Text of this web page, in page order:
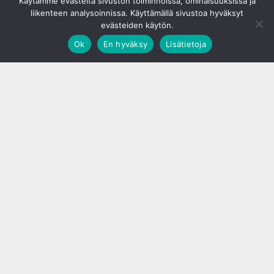
liikenteen analysoinnissa. Käyttämällä sivustoa hyväksyt
evästeiden käytön.
Ok
En hyväksy Lisätietoja